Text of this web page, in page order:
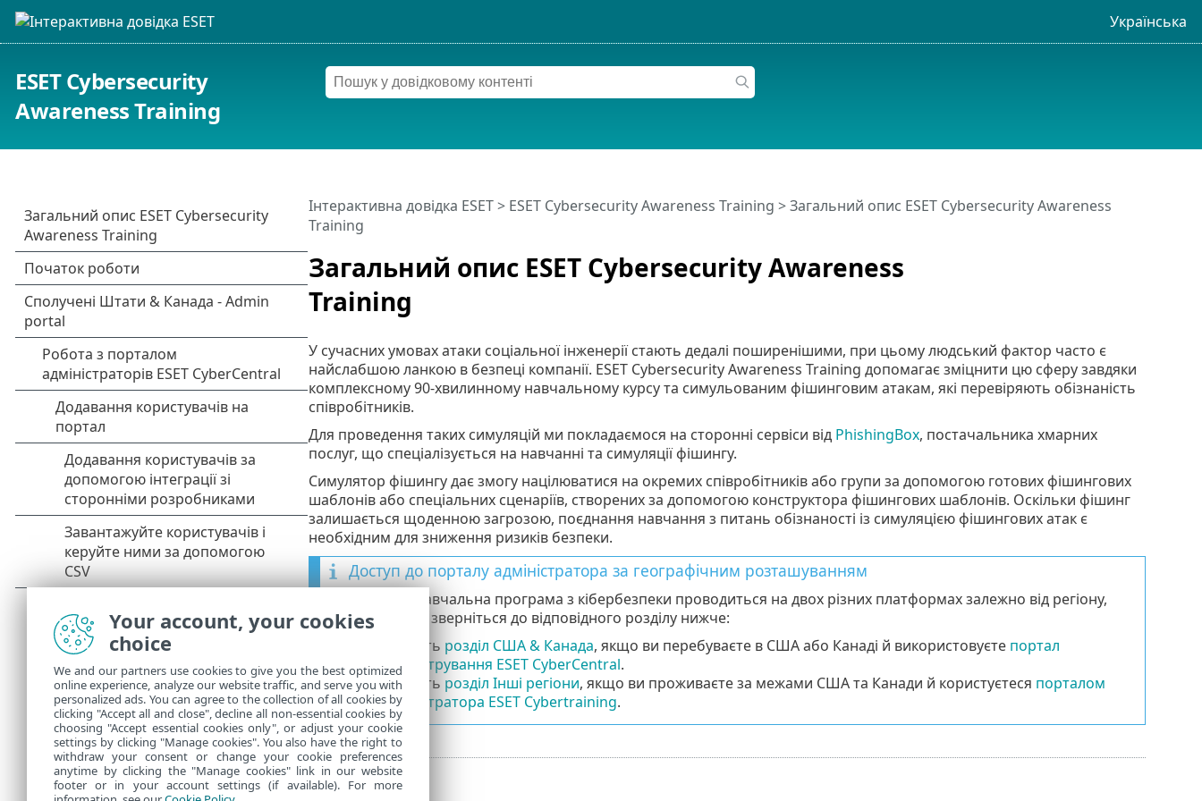
Українська
ESET Cybersecurity
Awareness Training
Загальний опис ESET Cybersecurity Awareness
Training
Інтерактивна довідка ESET> ESET Cybersecurity Awareness Training >Загальний опис ESET Cybersecurity Awareness
Training
У сучасних умовах атаки соціальної інженерії стають дедалі поширенішими, при цьому людський фактор часто є
найслабшою ланкою в безпеці компанії. ESET Cybersecurity Awareness Training допомагає зміцнити цю сферу завдяки
комплексному 90-хвилинному навчальному курсу та симульованим фішинговим атакам, які перевіряють обізнаність
співробітників.
Для проведення таких симуляцій ми покладаємося на сторонні сервіси від PhishingBox, постачальника хмарних
послуг, що спеціалізується на навчанні та симуляції фішингу.
Симулятор фішингу дає змогу націлюватися на окремих співробітників або групи за допомогою готових фішингових
шаблонів або спеціальних сценаріїв, створених за допомогою конструктора фішингових шаблонів. Оскільки фішинг
залишається щоденною загрозою, поєднання навчання з питань обізнаності із симуляцією фішингових атак є
необхідним для зниження ризиків безпеки.
Доступ до порталу адміністратора за географічним розташуванням
Оскільки навчальна програма з кібербезпеки проводиться на двох різних платформах залежно від регіону,
будь ласка, зверніться до відповідного розділу нижче:
Виберіть розділ США & Канада, якщо ви перебуваєте в США або Канаді й використовуєте портал
адміністрування ESET CyberCentral.
• Виберіть розділ Інші регіони, якщо ви проживаєте за межами США та Канади й користуєтеся порталом
адміністратора ESET Cybertraining.
Your account, your cookies
choice
We and our partners use cookies to give you the best optimized
online experience, analyze our website traffic, and serve you with
personalized ads. You can agree to the collection of all cookies by
clicking "Accept all and close", decline all non-essential cookies by
choosing "Accept essential cookies only", or adjust your cookie
settings by clicking "Manage cookies". You also have the right to
withdraw your consent or change your cookie preferences
anytime by clicking the "Manage cookies" link in our website
footer or in your account settings (if available). For more